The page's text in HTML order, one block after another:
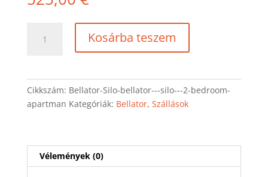
apartman
Kosárba teszem
Cikkszám: Bellator-Silo-bellator---silo---2-bedroom-
apartman Kategóriák: Bellator, Szállások
Vélemények (0)